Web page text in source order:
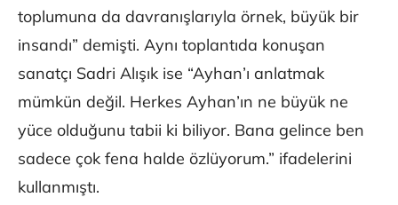
toplumuna da davranışlarıyla örnek, büyük bir
insandı” demişti. Aynı toplantıda konuşan
sanatçı Sadri Alışık ise “Ayhan’ı anlatmak
mümkün değil. Herkes Ayhan’ın ne büyük ne
yüce olduğunu tabii ki biliyor. Bana gelince ben
sadece çok fena halde özlüyorum.” ifadelerini
kullanmıştı.